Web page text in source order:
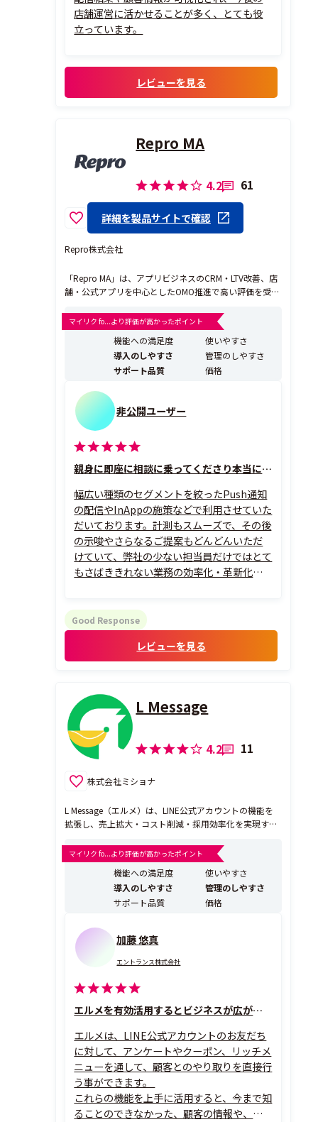
店舗運営に活かせることが多く、とても役
立っています。
レビューを見る
Repro MA
4.2 61
詳細を製品サイトで確認
Repro株式会社
「Repro MA」は、アプリビジネスのCRM・LTV改善、店
舗・公式アプリを中心としたOMO推進で高い評価を受け
ョン）ツールです。 ▼Repro MAが評価されるポイント
・顧客の行動をリアルタイムで統合し、アプリ、Web、
メール、LINEのマルチチ...
マイリク fo...より評価が高かったポイント
機能への満足度
使いやすさ
導入のしやすさ
管理のしやすさ
サポート品質
価格
非公開ユーザー
親身に即座に相談に乗ってくださり本当に助かっております！
幅広い種類のセグメントを絞ったPush通知
の配信やInAppの施策などで利用させていた
だいております。計測もスムーズで、その後
の示唆やさらなるご提案もどんどんいただ
けていて、弊社の少ない担当員だけではとて
もさばききれない業務の効率化・革新化に
Good Response
レビューを見る
L Message
4.2 11
株式会社ミショナ
L Message（エルメ）は、LINE公式アカウントの機能を
拡張し、売上拡大・コスト削減・採用効率化を実現する
などの独自機能を備え、24時間対応が可能に。人手をか
けずに業務を効率化しながら、顧客満足度の向上を実現
します。 2025年2月時点で累計導入件...
マイリク fo...より評価が高かったポイント
機能への満足度
使いやすさ
導入のしやすさ
管理のしやすさ
サポート品質
価格
加藤 悠真
エントランス株式会社
エルメを有効活用するとビジネスが広がる！
エルメは、LINE公式アカウントのお友だち
に対して、アンケートやクーポン、リッチメ
ニューを通して、顧客とのやり取りを直接行
う事ができます。
これらの機能を上手に活用すると、今まで知
ることのできなかった、顧客の情報や、趣